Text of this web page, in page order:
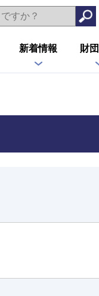
新着情報 財